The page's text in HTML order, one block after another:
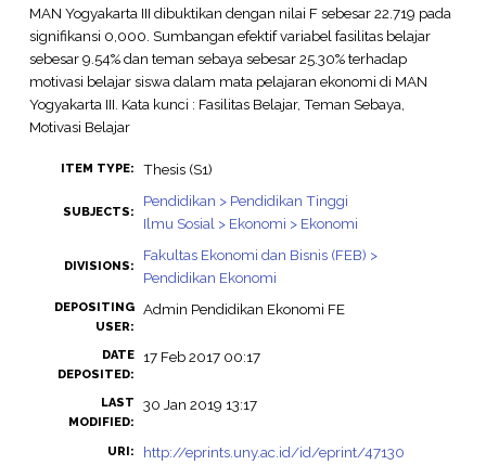
MAN Yogyakarta III dibuktikan dengan nilai F sebesar 22.719 pada
signifikansi 0,000. Sumbangan efektif variabel fasilitas belajar
sebesar 9.54% dan teman sebaya sebesar 25.30% terhadap
motivasi belajar siswa dalam mata pelajaran ekonomi di MAN
Yogyakarta III. Kata kunci : Fasilitas Belajar, Teman Sebaya,
Motivasi Belajar
ITEM TYPE: Thesis (S1)
SUBJECTS:
Pendidikan > Pendidikan Tinggi
Ilmu Sosial > Ekonomi > Ekonomi
DIVISIONS:
Fakultas Ekonomi dan Bisnis (FEB) >
Pendidikan Ekonomi
DEPOSITING
USER:
Admin Pendidikan Ekonomi FE
DATE
DEPOSITED:
17 Feb 2017 00:17
LAST
MODIFIED:
30 Jan 2019 13:17
URI: http://eprints.uny.ac.id/id/eprint/47130